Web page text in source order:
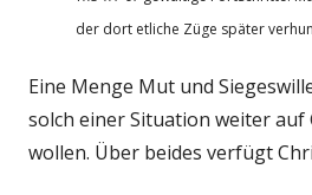
der dort etliche Züge später
Eine Menge Mut und
solch einer Situation weiter auf
wollen. Über beides verfügt